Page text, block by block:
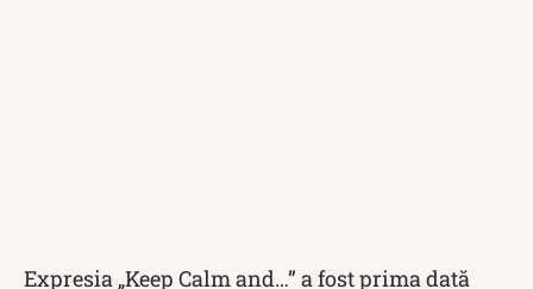
Expresia „Keep Calm and…” a fost prima dată